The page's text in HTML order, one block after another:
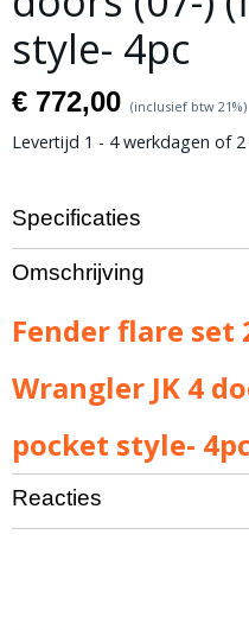
style- 4pc
€ 772,00 (inclusief btw 21%)
Levertijd 1 - 4 werkdagen of 2
Specificaties
Bruto gewicht
15,00 Kg
Omschrijving
Fender flare set
Wrangler JK 4
pocket style-
Reacties